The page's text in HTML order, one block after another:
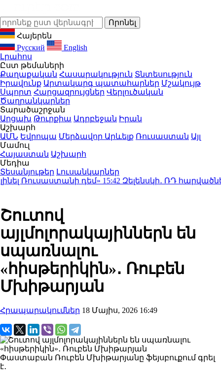
Հայերեն
Русский
English
Լրահոս
Ըստ թեմաների
Քաղաքական Հասարակություն Տնտեսություն
Իրավունք Արտակարգ պատահարներ Մշակույթ
Սպորտ Հարցազրույցներ Վերլուծական
Ծաղրանկարներ
Տարածաշրջան
Արցախ Թուրքիա Ադրբեջան Իրան
Աշխարհ
ԱՄՆ Եվրոպա Մերձավոր Արևելք Ռուսաստան Այլ
Մամուլ
Հայաստան Աշխարհ
Մեդիա
Տեսանյութեր Լուսանկարներ
Ռուսաստանի դեմ»15:42Զելենսկի․ ՌԴ
Շուտով
այլմոլորակայիններն են
սպառնալու
«հիսթերիկին»․ Ռուբեն
Մխիթարյան
Հրապարակումներ 18 Մայիս, 2026 16:49
Փաստաբան Ռուբեն Մխիթարյանը ֆեյսբուքում գրել
է․